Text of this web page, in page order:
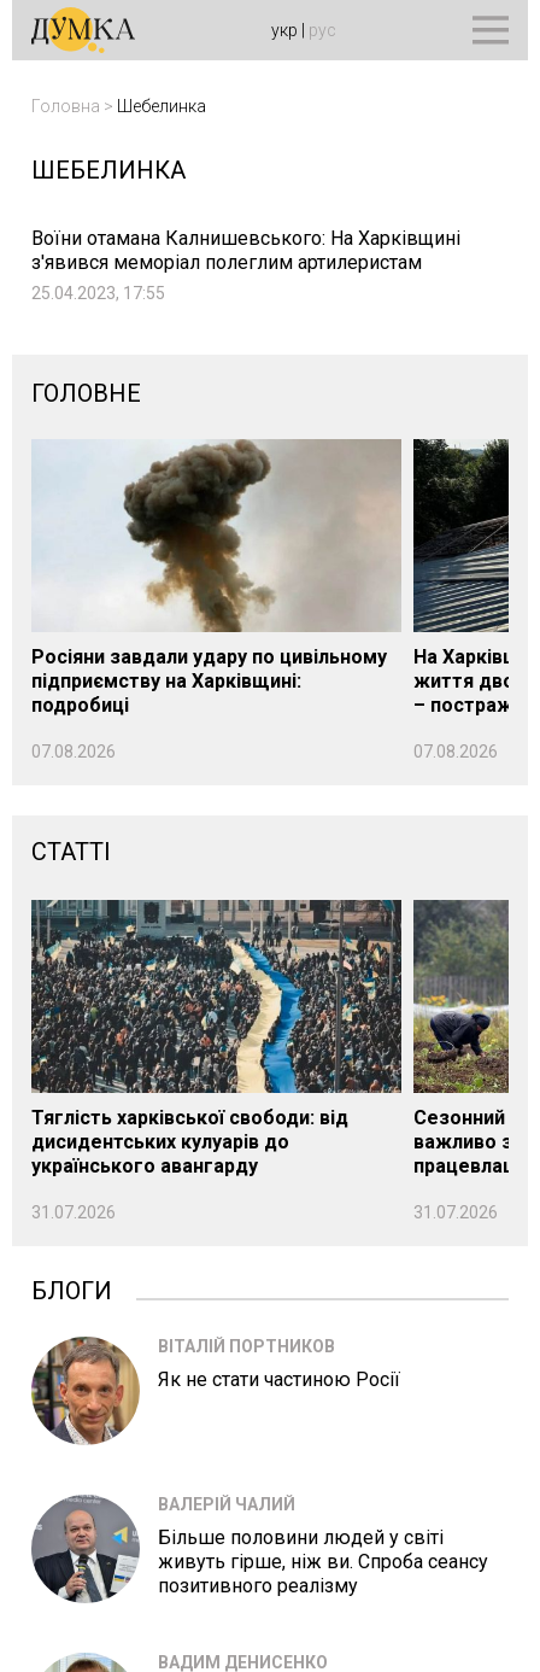
укр рус
Головна > Шебелинка
ШЕБЕЛИНКА
Воїни отамана Калнишевського: На Харківщині
з'явився меморіал полеглим артилеристам
25.04.2023, 17:55
ГОЛОВНЕ
Росіяни завдали удару по цивільному
підприємству на Харківщині:
подробиці
07.08.2026
На
життя двох
–
07.08.2026
СТАТТІ
Тяглість харківської свободи: від
дисидентських кулуарів до
українського авангарду
31.07.2026
Сезонний
важливо
31.07.2026
БЛОГИ
ВІТАЛІЙ ПОРТНИКОВ
Як не стати частиною Росії
ВАЛЕРІЙ ЧАЛИЙ
Більше половини людей у світі
живуть гірше, ніж ви. Спроба сеансу
позитивного реалізму
ВАДИМ ДЕНИСЕНКО